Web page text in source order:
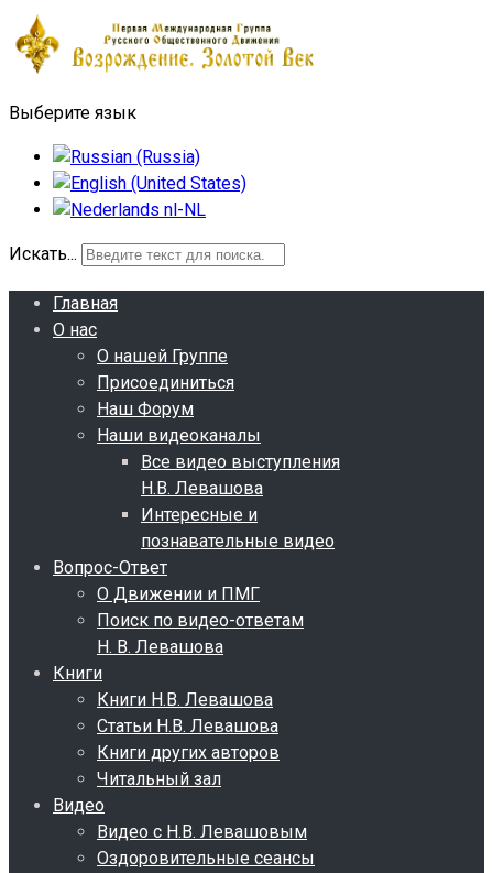
Выберите язык
Искать...
Главная
О нас
О нашей Группе
Присоединиться
Наш Форум
Наши видеоканалы
Все видео выступления
Н.В. Левашова
Интересные и
познавательные видео
Вопрос-Ответ
О Движении и ПМГ
Поиск по видео-ответам
Н. В. Левашова
Книги
Книги Н.В. Левашова
Статьи Н.В. Левашова
Книги других авторов
Читальный зал
Видео
Видео с Н.В. Левашовым
Оздоровительные сеансы